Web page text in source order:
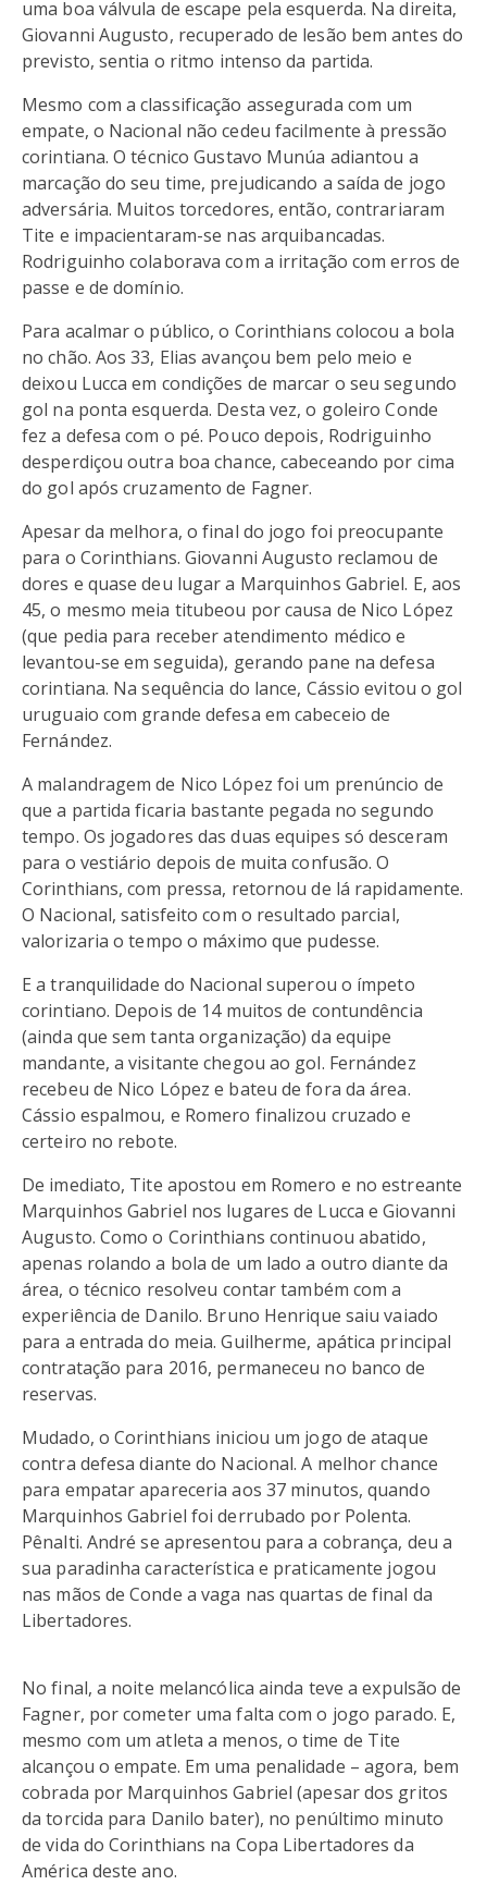
uma boa válvula de escape pela esquerda. Na direita,
Giovanni Augusto, recuperado de lesão bem antes do
previsto, sentia o ritmo intenso da partida.
Mesmo com a classificação assegurada com um
empate, o Nacional não cedeu facilmente à pressão
corintiana. O técnico Gustavo Munúa adiantou a
marcação do seu time, prejudicando a saída de jogo
adversária. Muitos torcedores, então, contrariaram
Tite e impacientaram-se nas arquibancadas.
Rodriguinho colaborava com a irritação com erros de
passe e de domínio.
Para acalmar o público, o Corinthians colocou a bola
no chão. Aos 33, Elias avançou bem pelo meio e
deixou Lucca em condições de marcar o seu segundo
gol na ponta esquerda. Desta vez, o goleiro Conde
fez a defesa com o pé. Pouco depois, Rodriguinho
desperdiçou outra boa chance, cabeceando por cima
do gol após cruzamento de Fagner.
Apesar da melhora, o final do jogo foi preocupante
para o Corinthians. Giovanni Augusto reclamou de
dores e quase deu lugar a Marquinhos Gabriel. E, aos
45, o mesmo meia titubeou por causa de Nico López
(que pedia para receber atendimento médico e
levantou-se em seguida), gerando pane na defesa
corintiana. Na sequência do lance, Cássio evitou o gol
uruguaio com grande defesa em cabeceio de
Fernández.
A malandragem de Nico López foi um prenúncio de
que a partida ficaria bastante pegada no segundo
tempo. Os jogadores das duas equipes só desceram
para o vestiário depois de muita confusão. O
Corinthians, com pressa, retornou de lá rapidamente.
O Nacional, satisfeito com o resultado parcial,
valorizaria o tempo o máximo que pudesse.
E a tranquilidade do Nacional superou o ímpeto
corintiano. Depois de 14 muitos de contundência
(ainda que sem tanta organização) da equipe
mandante, a visitante chegou ao gol. Fernández
recebeu de Nico López e bateu de fora da área.
Cássio espalmou, e Romero finalizou cruzado e
certeiro no rebote.
De imediato, Tite apostou em Romero e no estreante
Marquinhos Gabriel nos lugares de Lucca e Giovanni
Augusto. Como o Corinthians continuou abatido,
apenas rolando a bola de um lado a outro diante da
área, o técnico resolveu contar também com a
experiência de Danilo. Bruno Henrique saiu vaiado
para a entrada do meia. Guilherme, apática principal
contratação para 2016, permaneceu no banco de
reservas.
Mudado, o Corinthians iniciou um jogo de ataque
contra defesa diante do Nacional. A melhor chance
para empatar apareceria aos 37 minutos, quando
Marquinhos Gabriel foi derrubado por Polenta.
Pênalti. André se apresentou para a cobrança, deu a
sua paradinha característica e praticamente jogou
nas mãos de Conde a vaga nas quartas de final da
Libertadores.
No final, a noite melancólica ainda teve a expulsão de
Fagner, por cometer uma falta com o jogo parado. E,
mesmo com um atleta a menos, o time de Tite
alcançou o empate. Em uma penalidade – agora, bem
cobrada por Marquinhos Gabriel (apesar dos gritos
da torcida para Danilo bater), no penúltimo minuto
de vida do Corinthians na Copa Libertadores da
América deste ano.